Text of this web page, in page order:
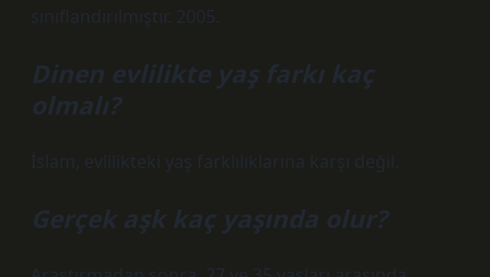
sınıflandırılmıştır. 2005.
Dinen evlilikte yaş farkı kaç
olmalı?
İslam, evlilikteki yaş farklılıklarına karşı değil.
Gerçek aşk kaç yaşında olur?